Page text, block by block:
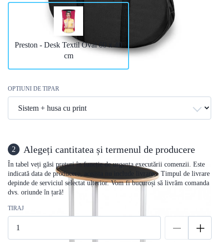
Preston - Desk Textil Oval 60 x 40
cm
OPTIUNI DE TIPAR
2 Alegeți cantitatea și termenul de producere
În tabel veți găsi prețuri în funcție de urgența executării comenzii. Este
indicată data de producere, aceasta nu include livrarea. Timpul de livrare
depinde de serviciul selectat ulterior. Vom fi bucuroși să livrăm comanda
dvs. oriunde în țară!
TIRAJ